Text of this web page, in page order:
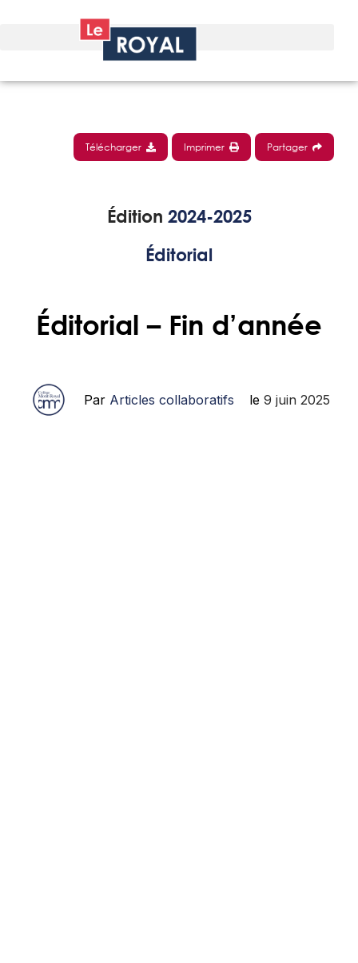
Télécharger Imprimer Partager
Édition 2024-2025
Éditorial
Éditorial – Fin d’année
ParArticles collaboratifs le 9 juin 2025